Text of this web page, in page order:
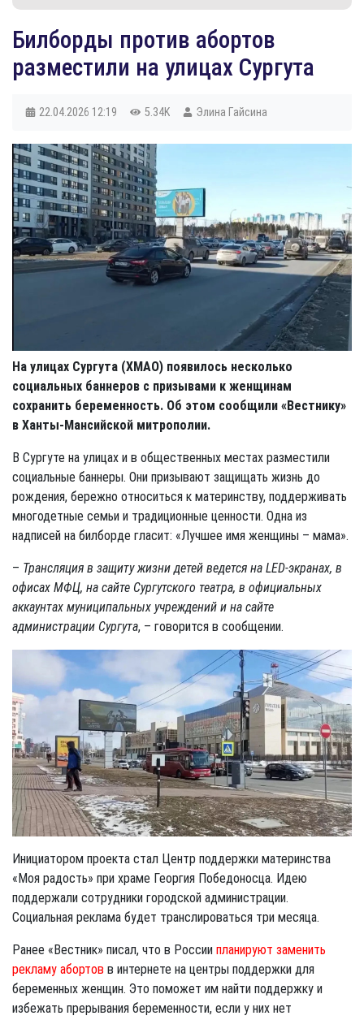
Билборды против абортов
разместили на улицах Сургута
22.04.2026 12:19 5.34K Элина Гайсина
На улицах Сургута (ХМАО) появилось несколько
социальных баннеров с призывами к женщинам
сохранить беременность. Об этом сообщили «Вестнику»
в Ханты-Мансийской митрополии.
В Сургуте на улицах и в общественных местах разместили
социальные баннеры. Они призывают защищать жизнь до
рождения, бережно относиться к материнству, поддерживать
многодетные семьи и традиционные ценности. Одна из
надписей на билборде гласит: «Лучшее имя женщины – мама».
– Трансляция в защиту жизни детей ведется на LED-экранах, в
офисах МФЦ, на сайте Сургутского театра, в официальных
аккаунтах муниципальных учреждений и на сайте
администрации Сургута, – говорится в сообщении.
Инициатором проекта стал Центр поддержки материнства
«Моя радость» при храме Георгия Победоносца. Идею
поддержали сотрудники городской администрации.
Социальная реклама будет транслироваться три месяца.
Ранее «Вестник» писал, что в России планируют заменить
рекламу абортов в интернете на центры поддержки для
беременных женщин. Это поможет им найти поддержку и
избежать прерывания беременности, если у них нет